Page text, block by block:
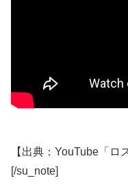
【出典：YouTube「ロ
[/su_note]